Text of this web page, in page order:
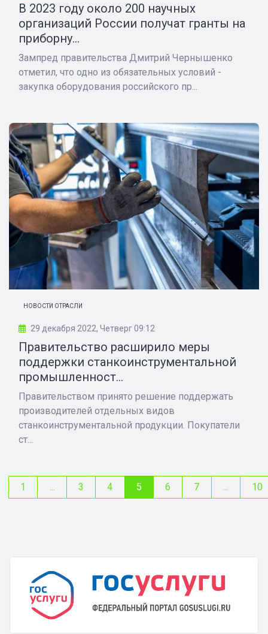
В 2023 году около 200 научных
организаций России получат гранты на
приборну...
Зампред правительства Дмитрий Чернышенко
отметил, что одно из обязательных условий -
закупка оборудования российского пр...
НОВОСТИ ОТРАСЛИ
29 декабря 2022, Четверг 09:12
Правительство расширило меры
поддержки станкоинструментальной
промышленност...
Правительством принято решение поддержать
производителей отдельных видов
станкоинструментальной продукции. Покупатели
ст...
1 ... 3 4 5 6 7 ... 10